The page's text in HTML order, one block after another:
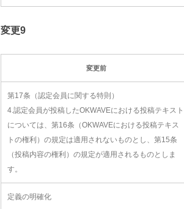
変更9
変更前
第17条（認定会員に関する特則）
4.認定会員が投稿したOKWAVEにおける投稿テキスト
については、第16条（OKWAVEにおける投稿テキス
トの権利）の規定は適用されないものとし、第15条
（投稿内容の権利）の規定が適用されるものとしま
す。
定義の明確化